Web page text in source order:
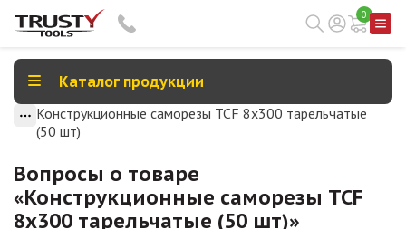
0
Каталог продукции
Конструкционные саморезы TCF 8х300 тарельчатые
(50 шт)
Вопросы о товаре
«Конструкционные саморезы TCF
8х300 тарельчатые (50 шт)»